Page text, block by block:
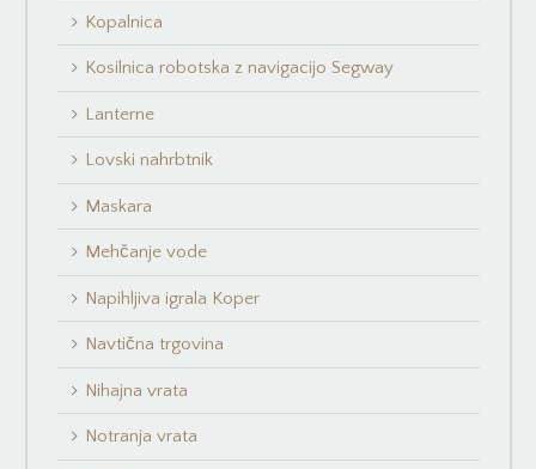
Kopalnica
Kosilnica robotska z navigacijo Segway
Lanterne
Lovski nahrbtnik
Maskara
Mehčanje vode
Napihljiva igrala Koper
Navtična trgovina
Nihajna vrata
Notranja vrata